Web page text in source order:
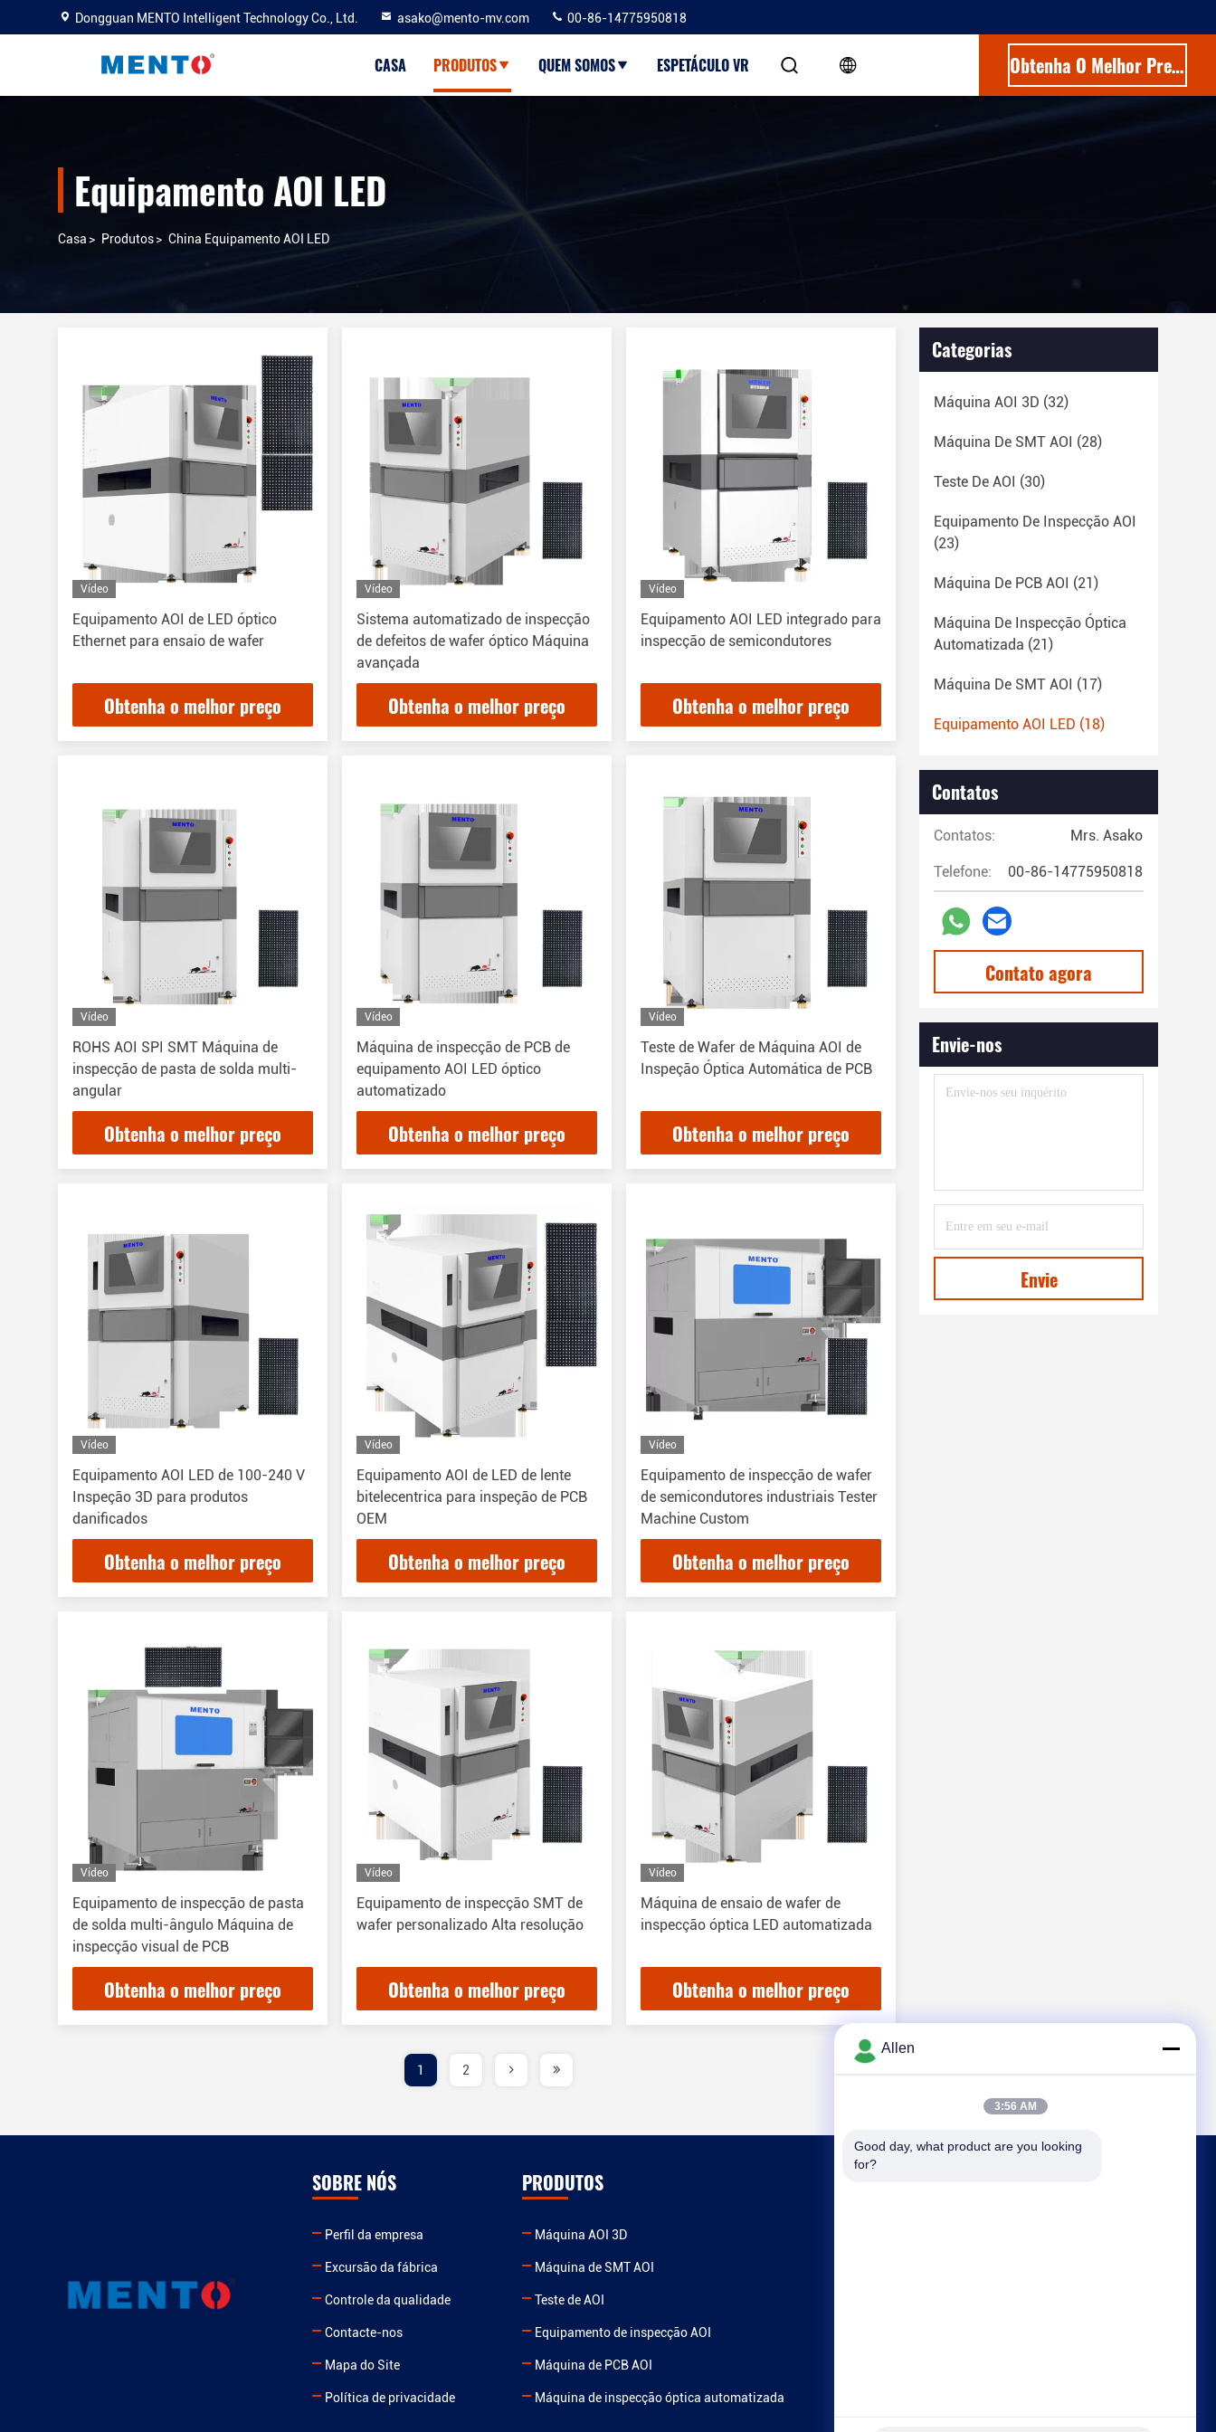
Dongguan MENTO Intelligent Technology Co., Ltd. asako@mento-mv.com 00-86-14775950818
CASA PRODUTOS QUEM SOMOS ESPETÁCULO VR Obtenha O Melhor Preço
Equipamento AOI LED
Casa > Produtos> China Equipamento AOI LED
Vídeo
Equipamento AOI de LED óptico
Ethernet para ensaio de wafer
Obtenha o melhor preço
Vídeo
Sistema automatizado de inspecção
de defeitos de wafer óptico Máquina
avançada
Obtenha o melhor preço
Vídeo
Equipamento AOI LED integrado para
inspecção de semicondutores
Obtenha o melhor preço
Vídeo
ROHS AOI SPI SMT Máquina de
inspecção de pasta de solda multi-
angular
Obtenha o melhor preço
Vídeo
Máquina de inspecção de PCB de
equipamento AOI LED óptico
automatizado
Obtenha o melhor preço
Vídeo
Teste de Wafer de Máquina AOI de
Inspeção Óptica Automática de PCB
Obtenha o melhor preço
Vídeo
Equipamento AOI LED de 100-240 V
Inspeção 3D para produtos
danificados
Obtenha o melhor preço
Vídeo
Equipamento AOI de LED de lente
bitelecentrica para inspeção de PCB
OEM
Obtenha o melhor preço
Vídeo
Equipamento de inspecção de wafer
de semicondutores industriais Tester
Machine Custom
Obtenha o melhor preço
Vídeo
Equipamento de inspecção de pasta
de solda multi-ângulo Máquina de
inspecção visual de PCB
Obtenha o melhor preço
Vídeo
Equipamento de inspecção SMT de
wafer personalizado Alta resolução
Obtenha o melhor preço
Vídeo
Máquina de ensaio de wafer de
inspecção óptica LED automatizada
Obtenha o melhor preço
Categorias
Máquina AOI 3D (32)
Máquina De SMT AOI (28)
Teste De AOI (30)
Equipamento De Inspecção AOI
(23)
Máquina De PCB AOI (21)
Máquina De Inspecção Óptica
Automatizada (21)
Máquina De SMT AOI (17)
Equipamento AOI LED (18)
Contatos
Contatos: Mrs. Asako
Telefone: 00-86-14775950818
Contato agora
Envie-nos
Envie
1 2
SOBRE NÓS
Perfil da empresa
Excursão da fábrica
Controle da qualidade
Contacte-nos
Mapa do Site
Política de privacidade
PRODUTOS
Máquina AOI 3D
Máquina de SMT AOI
Teste de AOI
Equipamento de inspecção AOI
Máquina de PCB AOI
Máquina de inspecção óptica automatizada
Allen
3:56 AM
Good day, what product are you looking
for?